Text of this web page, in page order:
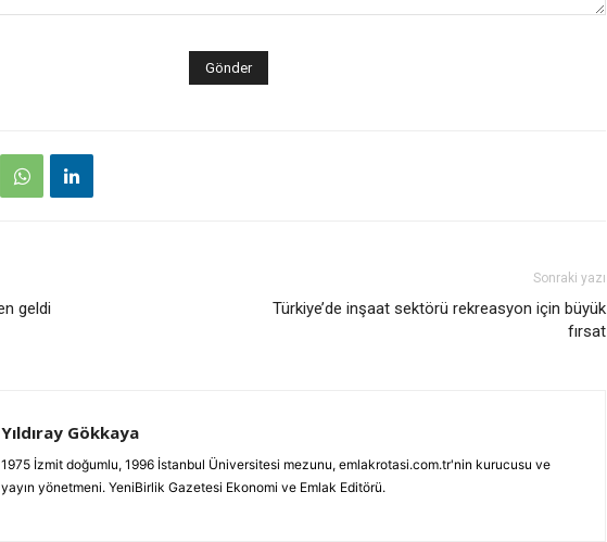
geldi
Sonraki yazı
Türkiye’de inşaat sektörü rekreasyon için büyük
fırsat
Yıldıray Gökkaya
1975 İzmit doğumlu, 1996 İstanbul Üniversitesi mezunu, emlakrotasi.com.tr'nin kurucusu ve
yayın yönetmeni. YeniBirlik Gazetesi Ekonomi ve Emlak Editörü.